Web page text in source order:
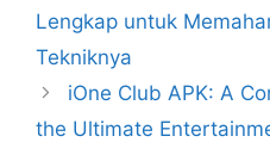
Lengkap untuk
Tekniknya
iOne Club APK: A
the Ultimate